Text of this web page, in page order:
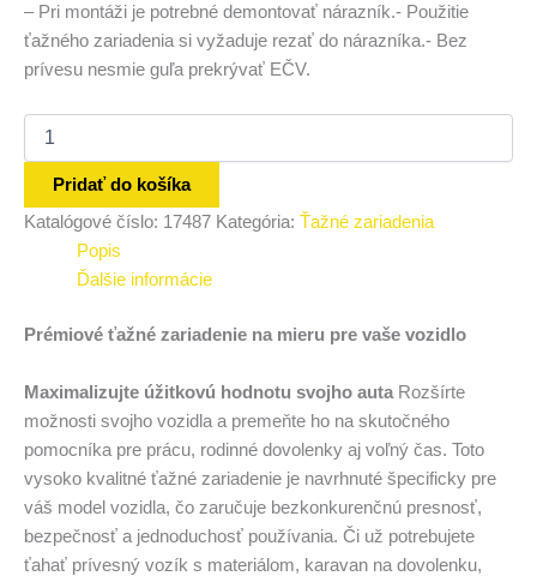
– Pri montáži je potrebné demontovať nárazník.- Použitie
ťažného zariadenia si vyžaduje rezať do nárazníka.- Bez
prívesu nesmie guľa prekrývať EČV.
Pridať do košíka
Katalógové číslo: 17487 Kategória: Ťažné zariadenia
Popis
Ďalšie informácie
Prémiové ťažné zariadenie na mieru pre vaše vozidlo
Maximalizujte úžitkovú hodnotu svojho auta Rozšírte
možnosti svojho vozidla a premeňte ho na skutočného
pomocníka pre prácu, rodinné dovolenky aj voľný čas. Toto
vysoko kvalitné ťažné zariadenie je navrhnuté špecificky pre
váš model vozidla, čo zaručuje bezkonkurenčnú presnosť,
bezpečnosť a jednoduchosť používania. Či už potrebujete
ťahať prívesný vozík s materiálom, karavan na dovolenku,